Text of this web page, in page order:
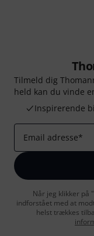
Tilmeld dig
held kan du vinde
Inspirerende
Email adresse*
Når jeg klikker på
indforstået med at
helst trækkes